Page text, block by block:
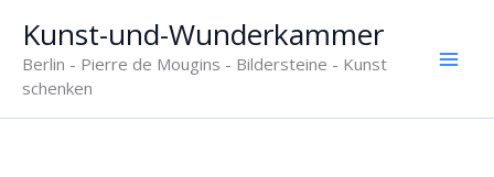
Inhalt
springen
Kunst-und-Wunderkammer
Berlin - Pierre de Mougins - Bildersteine - Kunst
schenken